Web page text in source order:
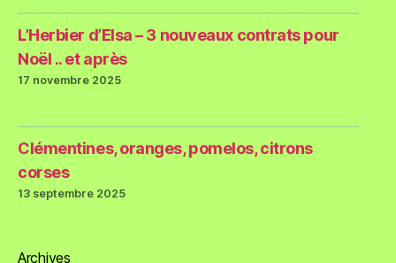
L’Herbier d’Elsa – 3 nouveaux contrats pour
Noël .. et après
17 novembre 2025
Clémentines, oranges, pomelos, citrons
corses
13 septembre 2025
Archives